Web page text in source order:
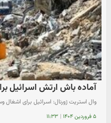
آماده باش ارتش اسرائیل
وال استریت ژورنال: اسرائیل برای
۵ فروردین ۱۴۰۴ | ۱۱:۳۳